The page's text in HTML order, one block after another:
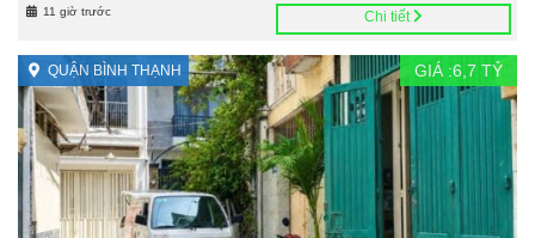
11 giờ trước Chi tiết
QUẬN BÌNH THẠNH GIÁ :6,7 TỶ